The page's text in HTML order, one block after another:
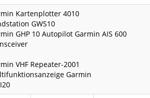
Kartenplotter 4010
GWS10
GHP 10 Autopilot Garmin AIS 600
VHF Repeater-2001
Garmin